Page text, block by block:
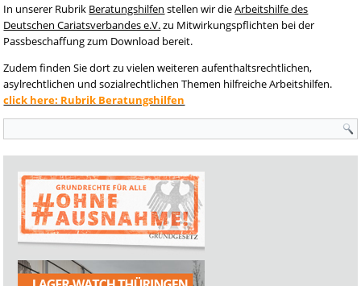
In unserer Rubrik Beratungshilfen stellen wir dieArbeitshilfe des
Deutschen Cariatsverbandes e.V.zu Mitwirkungspflichten bei der
Passbeschaffung zum Download bereit.
Zudem finden Sie dort zu vielen weiteren aufenthaltsrechtlichen,
asylrechtlichen und sozialrechtlichen Themen hilfreiche Arbeitshilfen.
click here: Rubrik Beratungshilfen
Suchformular